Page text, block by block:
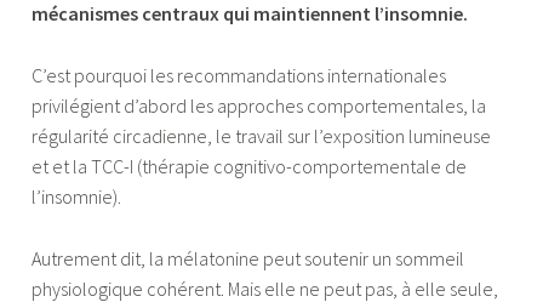
mécanismes centraux qui maintiennent l’insomnie.
C’est pourquoi les recommandations internationales
privilégient d’abord les approches comportementales, la
régularité circadienne, le travail sur l’exposition lumineuse
et et la TCC-I (thérapie cognitivo-comportementale de
l’insomnie).
Autrement dit, la mélatonine peut soutenir un sommeil
physiologique cohérent. Mais elle ne peut pas, à elle seule,